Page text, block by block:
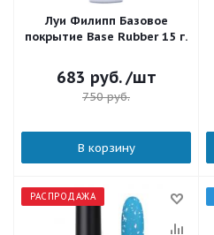
Луи Филипп Базовое
покрытие Base Rubber 15 г.
683 руб. /шт
750руб.
В корзину
РАСПРОДАЖА